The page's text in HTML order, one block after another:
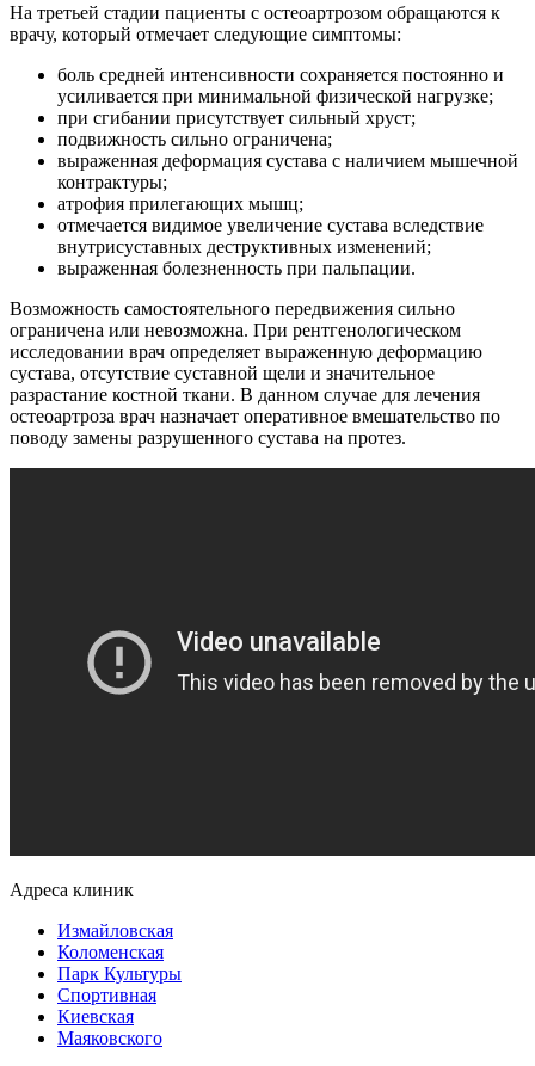
На третьей стадии пациенты с остеоартрозом обращаются к
врачу, который отмечает следующие симптомы:
боль средней интенсивности сохраняется постоянно и
усиливается при минимальной физической нагрузке;
при сгибании присутствует сильный хруст;
подвижность сильно ограничена;
выраженная деформация сустава с наличием мышечной
контрактуры;
атрофия прилегающих мышц;
отмечается видимое увеличение сустава вследствие
внутрисуставных деструктивных изменений;
выраженная болезненность при пальпации.
Возможность самостоятельного передвижения сильно
ограничена или невозможна. При рентгенологическом
исследовании врач определяет выраженную деформацию
сустава, отсутствие суставной щели и значительное
разрастание костной ткани. В данном случае для лечения
остеоартроза врач назначает оперативное вмешательство по
поводу замены разрушенного сустава на протез.
Адреса клиник
Измайловская
Коломенская
Парк Культуры
Спортивная
Киевская
Маяковского